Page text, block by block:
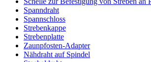
Spanndraht
Spannschloss
Strebenkappe
Strebenplatte
Zaunpfosten-Adapter
Nähdraht auf Spindel